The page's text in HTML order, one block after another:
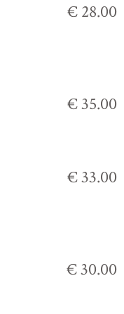
€ 28.00
€ 35.00
€ 33.00
€ 30.00